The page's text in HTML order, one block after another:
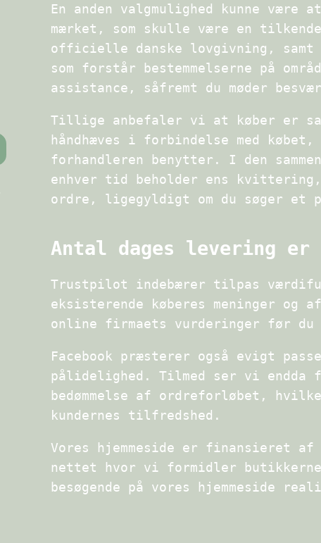
En anden valgmulighed kunne være
mærket, som skulle være en
officielle danske lovgivning,
som forstår bestemmelserne på
assistance, såfremt du møder
Tillige anbefaler vi at køber er
håndhæves i forbindelse med
forhandleren benytter. I den
enhver tid beholder ens
ordre, ligegyldigt om du søger
Antal dages levering
Trustpilot indebærer tilpas
eksisterende køberes meninger
online firmaets vurderinger før du
Facebook præsterer også evigt
pålidelighed. Tilmed ser vi endda
bedømmelse af ordreforløbet,
kundernes tilfredshed.
Vores hjemmeside er finansieret af
nettet hvor vi formidler
besøgende på vores hjemmeside